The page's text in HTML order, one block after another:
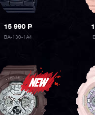
15 990P
BA-130-1A4